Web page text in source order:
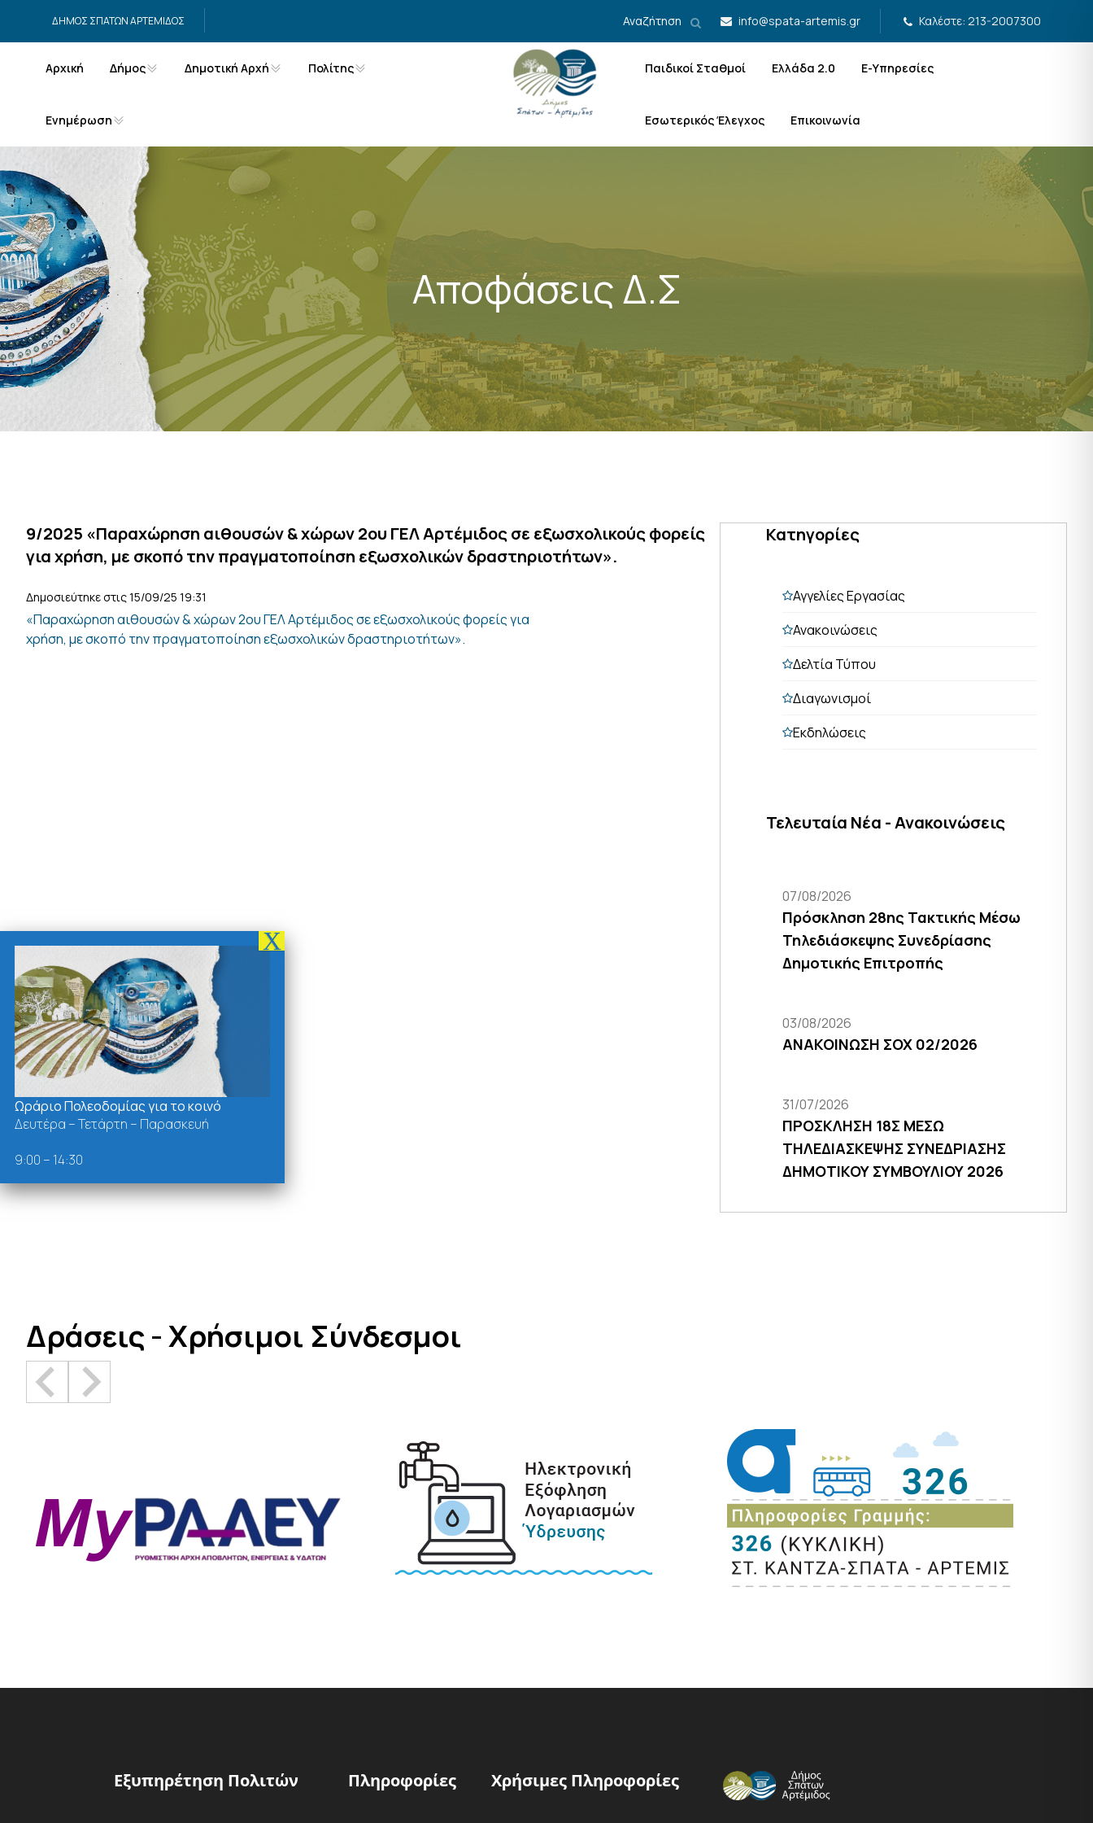
ΔΗΜΟΣ ΣΠΑΤΩΝ ΑΡΤΕΜΙΔΟΣ Αναζήτηση info@spata-artemis.gr Καλέστε: 213-2007300
Αρχική Δήμος Δημοτική Αρχή Πολίτης
Ενημέρωση
Παιδικοί Σταθμοί Ελλάδα 2.0 Ε-Υπηρεσίες
Εσωτερικός Έλεγχος Επικοινωνία
Αποφάσεις Δ.Σ
9/2025 «Παραχώρηση αιθουσών & χώρων 2ου ΓΕΛ Αρτέμιδος σε εξωσχολικούς φορείς
για χρήση, με σκοπό την πραγματοποίηση εξωσχολικών δραστηριοτήτων».
Δημοσιεύτηκε στις 15/09/25 19:31
«Παραχώρηση αιθουσών & χώρων 2ου ΓΕΛ Αρτέμιδος σε εξωσχολικούς φορείς για
χρήση, με σκοπό την πραγματοποίηση εξωσχολικών δραστηριοτήτων».
Κατηγορίες
Αγγελίες Εργασίας
Ανακοινώσεις
Δελτία Τύπου
Διαγωνισμοί
Εκδηλώσεις
Τελευταία Νέα - Ανακοινώσεις
07/08/2026
Πρόσκληση 28ης Τακτικής Μέσω
Τηλεδιάσκεψης Συνεδρίασης
Δημοτικής Επιτροπής
03/08/2026
ΑΝΑΚΟΙΝΩΣΗ ΣΟΧ 02/2026
31/07/2026
ΠΡΟΣΚΛΗΣΗ 18Σ ΜΕΣΩ
ΤΗΛΕΔΙΑΣΚΕΨΗΣ ΣΥΝΕΔΡΙΑΣΗΣ
ΔΗΜΟΤΙΚΟΥ ΣΥΜΒΟΥΛΙΟΥ 2026
Δράσεις - Χρήσιμοι Σύνδεσμοι
Εξυπηρέτηση Πολιτών Πληροφορίες Χρήσιμες Πληροφορίες
Ωράριο Πολεοδομίας για το κοινό
Δευτέρα – Τετάρτη – Παρασκευή
9:00 – 14:30